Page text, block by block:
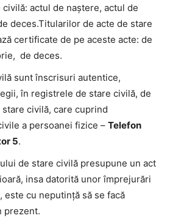
actul de naștere, actul de
deces.Titularilor de acte de stare
certificate de pe aceste acte: de
de deces.
sunt înscrisuri autentice,
în registrele de stare civilă, de
civilă, care cuprind
a persoanei fizice – Telefon
5.
de stare civilă presupune un act
insa datorită unor împrejurări
este cu neputință să se facă
prezent.